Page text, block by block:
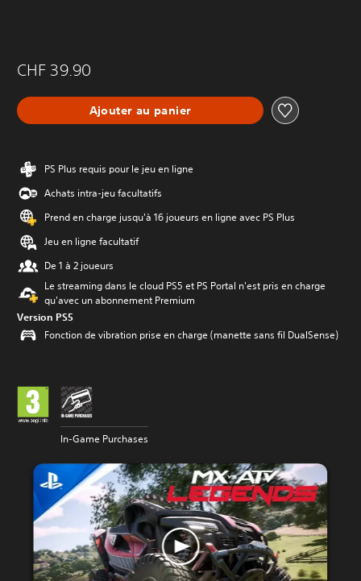
CHF 39.90
Ajouter au panier
PS Plus requis pour le jeu en ligne
Achats intra-jeu facultatifs
Prend en charge jusqu'à 16 joueurs en ligne avec PS Plus
Jeu en ligne facultatif
De 1 à 2 joueurs
Le streaming dans le cloud PS5 et PS Portal n'est pris en charge
qu'avec un abonnement Premium
Version PS5
Fonction de vibration prise en charge (manette sans fil DualSense)
In-Game Purchases